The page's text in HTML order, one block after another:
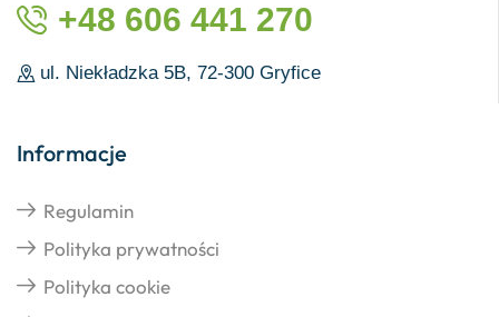
+48 606 441 270
ul. Niekładzka 5B, 72-300 Gryfice
Informacje
Regulamin
Polityka prywatności
Polityka cookie